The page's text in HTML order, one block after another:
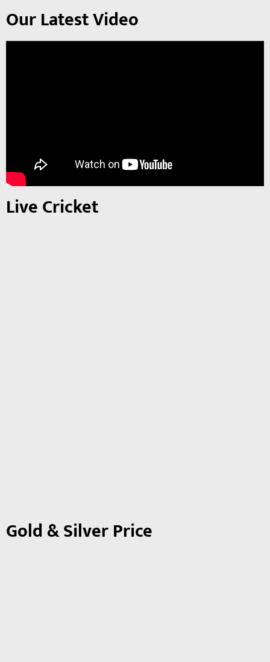
Our Latest Video
Live Cricket
Gold & Silver Price